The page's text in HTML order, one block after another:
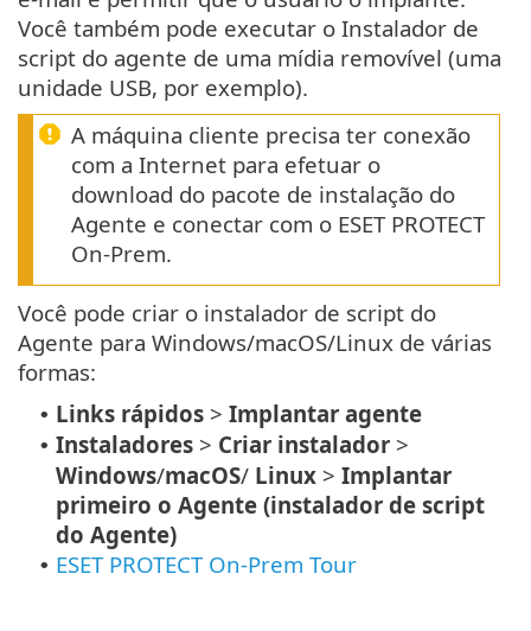
Você também pode executar o Instalador de
script do agente de uma mídia removível (uma
unidade USB, por exemplo).
A máquina cliente precisa ter conexão
com a Internet para efetuar o
download do pacote de instalação do
Agente e conectar com o ESET PROTECT
On-Prem.
Você pode criar o instalador de script do
Agente para Windows/macOS/Linux de várias
formas:
• Links rápidos > Implantar agente
• Instaladores > Criar instalador >
Windows/macOS/ Linux > Implantar
primeiro o Agente (instalador de script
do Agente)
• ESET PROTECT On-Prem Tour